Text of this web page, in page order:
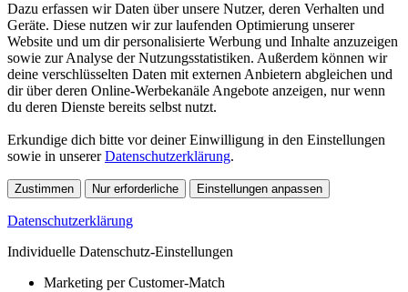
Dazu erfassen wir Daten über unsere Nutzer, deren Verhalten und
Geräte. Diese nutzen wir zur laufenden Optimierung unserer
Website und um dir personalisierte Werbung und Inhalte anzuzeigen
sowie zur Analyse der Nutzungsstatistiken. Außerdem können wir
deine verschlüsselten Daten mit externen Anbietern abgleichen und
dir über deren Online-Werbekanäle Angebote anzeigen, nur wenn
du deren Dienste bereits selbst nutzt.
Erkundige dich bitte vor deiner Einwilligung in den Einstellungen
sowie in unsererDatenschutzerklärung.
Zustimmen Nur erforderliche Einstellungen anpassen
Datenschutzerklärung
Individuelle Datenschutz-Einstellungen
Marketing per Customer-Match